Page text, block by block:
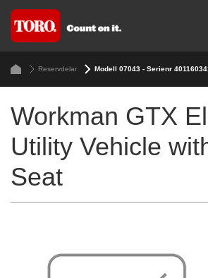
Reservdelar Modell 07043 - Serienr
Workman GTX
Utility Vehicle
Seat